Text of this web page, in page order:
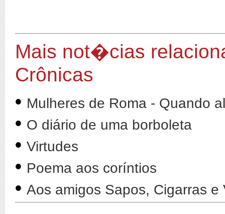
Mais not�cias
Crônicas
• Mulheres de Roma - Quando
• O diário de uma borboleta
• Virtudes
• Poema aos coríntios
• Aos amigos Sapos, Cigarras e